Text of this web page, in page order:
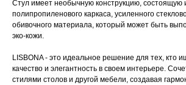
Стул имеет необычную конструкцию, состоящую
полипропиленового каркаса, усиленного
обивочного материала, который может быть
эко-кожи.
LISBONA - это идеальное решение для тех, кто
качество и элегантность в своем интерьере.
стилями столов и другой мебели, создавая